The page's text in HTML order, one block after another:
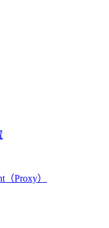
Proxy）